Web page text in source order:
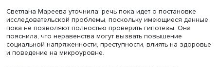
Одновременно растет и расслоение по нефинансовому
богатству. По данным комплексного обследования
жизни Росстата, в 2013–2020 годах доля домохозяйств,
имеющих единственное жилье, выросла с 43 до 49%,
вторую квартиру имеют около 8% домохозяйств, еще
преимущественно жители сел и малых городов, имеют